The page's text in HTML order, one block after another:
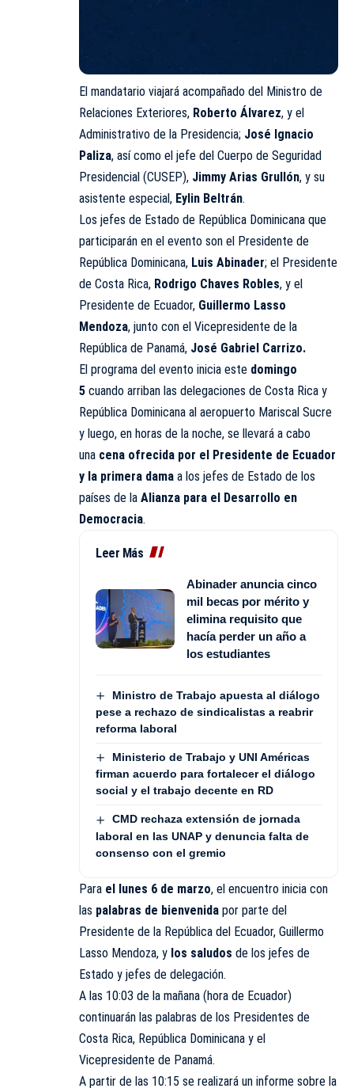
El mandatario viajará acompañado del Ministro de
Relaciones Exteriores, Roberto Álvarez, y el
Administrativo de la Presidencia; José Ignacio
Paliza, así como el jefe del Cuerpo de Seguridad
Presidencial (CUSEP), Jimmy Arias Grullón, y su
asistente especial, Eylin Beltrán.
Los jefes de Estado de República Dominicana que
participarán en el evento son el Presidente de
República Dominicana, Luis Abinader; el Presidente
de Costa Rica, Rodrigo Chaves Robles, y el
Presidente de Ecuador, Guillermo Lasso
Mendoza, junto con el Vicepresidente de la
República de Panamá, José Gabriel Carrizo.
El programa del evento inicia este domingo
5 cuando arriban las delegaciones de Costa Rica y
República Dominicana al aeropuerto Mariscal Sucre
y luego, en horas de la noche, se llevará a cabo
una cena ofrecida por el Presidente de Ecuador
y la primera dama a los jefes de Estado de los
países de la Alianza para el Desarrollo en
Democracia.
Leer Más
Abinader anuncia cinco
mil becas por mérito y
elimina requisito que
hacía perder un año a
los estudiantes
Ministro de Trabajo apuesta al diálogo
pese a rechazo de sindicalistas a reabrir
reforma laboral
Ministerio de Trabajo y UNI Américas
firman acuerdo para fortalecer el diálogo
social y el trabajo decente en RD
CMD rechaza extensión de jornada
laboral en las UNAP y denuncia falta de
consenso con el gremio
Para el lunes 6 de marzo, el encuentro inicia con
las palabras de bienvenida por parte del
Presidente de la República del Ecuador, Guillermo
Lasso Mendoza, y los saludos de los jefes de
Estado y jefes de delegación.
A las 10:03 de la mañana (hora de Ecuador)
continuarán las palabras de los Presidentes de
Costa Rica, República Dominicana y el
Vicepresidente de Panamá.
A partir de las 10:15 se realizará un informe sobre la